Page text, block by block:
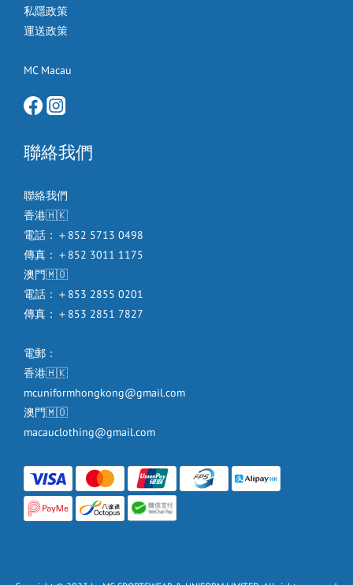
私隱政策
運送政策
MC Macau
聯絡我們
聯絡我們
香港🇭🇰
電話：＋852 5713 0498
傳真：＋852 3011 1175
澳門🇲🇴
電話：＋853 2855 0201
傳真：＋853 2851 7827
電郵：
香港🇭🇰
mcuniformhongkong@gmail.com
澳門🇲🇴
macauclothing@gmail.com